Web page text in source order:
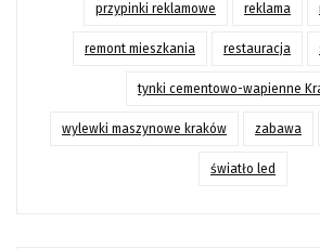
przypinki reklamowe reklama
remont mieszkania restauracja
tynki cementowo-wapienne
wylewki maszynowe kraków zabawa
światło led